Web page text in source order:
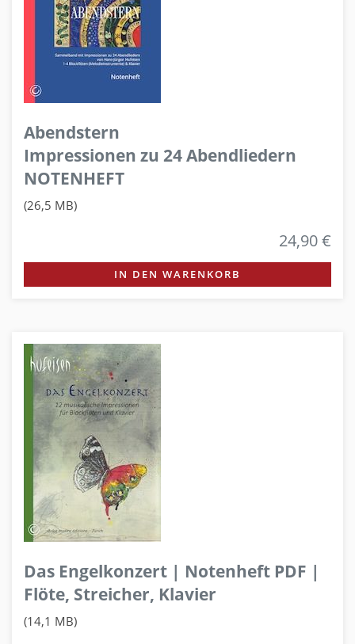
Abendstern
Impressionen zu 24 Abendliedern
NOTENHEFT
(26,5 MB)
24,90 €
IN DEN WARENKORB
Das Engelkonzert | Notenheft PDF |
Flöte, Streicher, Klavier
(14,1 MB)